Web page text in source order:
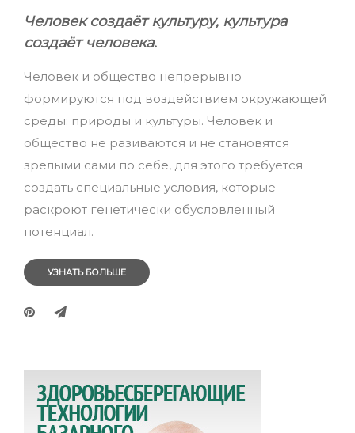
Человек создаёт культуру, культура
создаёт человека.
Человек и общество непрерывно
формируются под воздействием окружающей
среды: природы и культуры. Человек и
общество не разиваются и не становятся
зрелыми сами по себе, для этого требуется
создать специальные условия, которые
раскроют генетически обусловленный
потенциал.
УЗНАТЬ БОЛЬШЕ